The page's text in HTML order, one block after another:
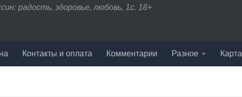
радость, здоровье, любовь, 1с. 18+
Контакты и оплата Комментарии Разное Карта